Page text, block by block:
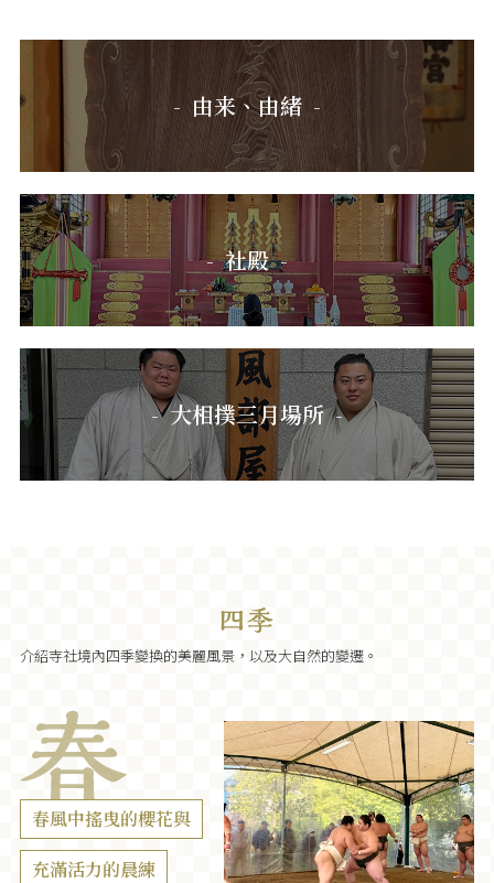
由来、由緒
社殿
大相撲三月場所
介紹寺社境內四季變換的美麗風景，以及大自然的變遷。
春風中搖曳的櫻花與
充滿活力的晨練